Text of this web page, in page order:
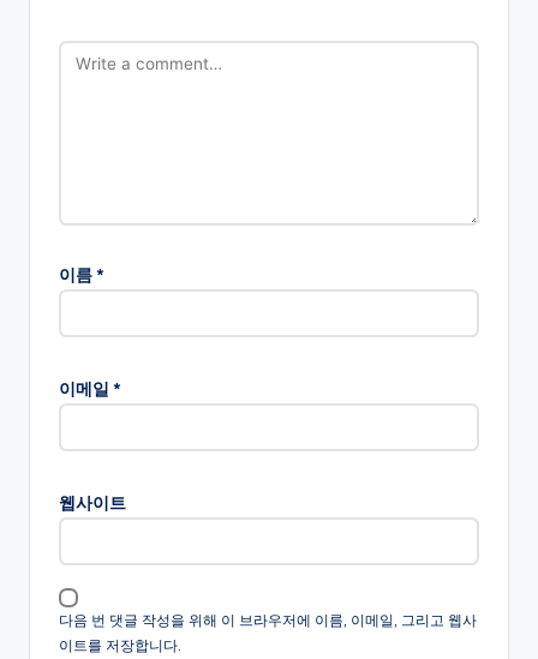
이름*
이메일 *
웹사이트
다음 번 댓글 작성을 위해 이 브라우저에 이름, 이메일, 그리고 웹사
이트를 저장합니다.